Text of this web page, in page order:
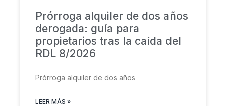
Prórroga alquiler de dos años
derogada: guía para
propietarios tras la caída del
RDL 8/2026
Prórroga alquiler de dos años
LEER MÁS »